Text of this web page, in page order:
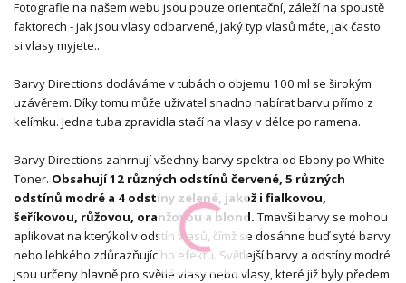
Fotografie na našem webu jsou pouze orientační, záleží na spoustě
faktorech - jak jsou vlasy odbarvené, jaký typ vlasů máte, jak často
si vlasy myjete..
Barvy Directions dodáváme v tubách o objemu 100 ml se širokým
uzávěrem. Díky tomu může uživatel snadno nabírat barvu přímo z
kelímku. Jedna tuba zpravidla stačí na vlasy v délce po ramena.
Barvy Directions zahrnují všechny barvy spektra od Ebony po White
Toner. Obsahují 12 různých odstínů červené, 5 různých
odstínů modré a 4 odstíny zelené, jakož i fialkovou,
šeříkovou, růžovou, oranžovou a blond. Tmavší barvy se mohou
aplikovat na kterýkoliv odstín vlasů, čímž se dosáhne buď syté barvy
nebo lehkého zdůrazňujícího efektu. Světlejší barvy a odstíny modré
jsou určeny hlavně pro světlé vlasy nebo vlasy, které již byly předem